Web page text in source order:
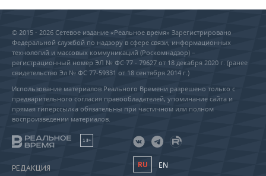
© 2015 - 2026 Сетевое издание «Реальное время» Зарегистрировано
Федеральной службой по надзору в сфере связи, информационных
технологий и массовых коммуникаций (Роскомнадзор) –
регистрационный номер ЭЛ № ФС 77 - 79627 от 18 декабря 2020 г. (ранее
свидетельство Эл № ФС 77-59331 от 18 сентября 2014 г.)
Использование материалов Реального Времени разрешено только с
предварительного согласия правообладателей, упоминание сайта и
прямая гиперссылка обязательны при частичном или полном
воспроизведении материалов.
18+
РЕДАКЦИЯ RU EN